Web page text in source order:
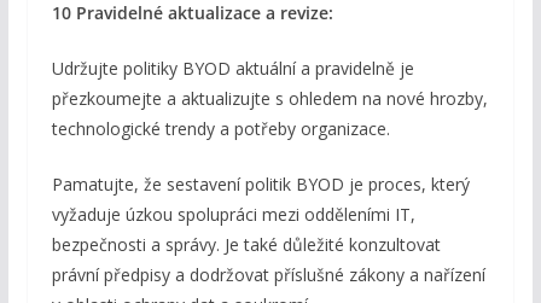
10 Pravidelné aktualizace a revize:
Udržujte politiky BYOD aktuální a pravidelně je
přezkoumejte a aktualizujte s ohledem na nové hrozby,
technologické trendy a potřeby organizace.
Pamatujte, že sestavení politik BYOD je proces, který
vyžaduje úzkou spolupráci mezi odděleními IT,
bezpečnosti a správy. Je také důležité konzultovat
právní předpisy a dodržovat příslušné zákony a nařízení